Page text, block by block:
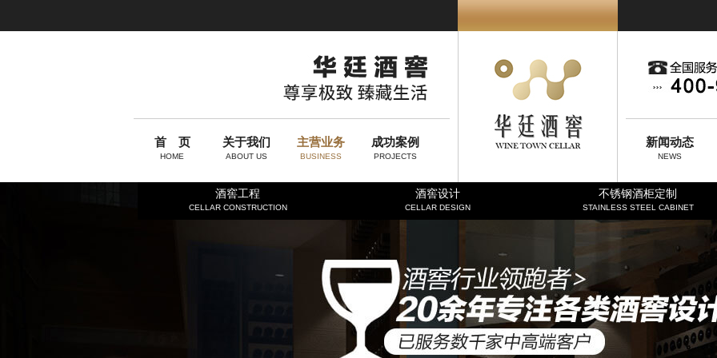
首 页
HOME
关于我们
ABOUT US
主营业务
BUSINESS
成功案例
PROJECTS
新闻动态
NEWS
酒窖工程
CELLAR CONSTRUCTION
酒窖设计
CELLAR DESIGN
不锈钢酒柜定制
STAINLESS STEEL CABINET